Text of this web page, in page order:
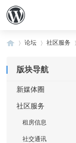
»
论坛
›
社区服务
版块导航
新媒体圈
社区服务
租房信息
社交通讯